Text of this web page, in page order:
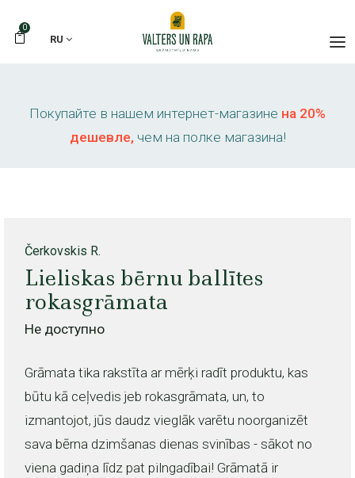
0
RU
Покупайте в нашем интернет-магазине на 20%
дешевле, чем на полке магазина!
Čerkovskis R.
Lieliskas bērnu ballītes
rokasgrāmata
Не доступно
Grāmata tika rakstīta ar mērķi radīt produktu, kas
būtu kā ceļvedis jeb rokasgrāmata, un, to
izmantojot, jūs daudz vieglāk varētu noorganizēt
sava bērna dzimšanas dienas svinības - sākot no
viena gadiņa līdz pat pilngadībai! Grāmatā ir